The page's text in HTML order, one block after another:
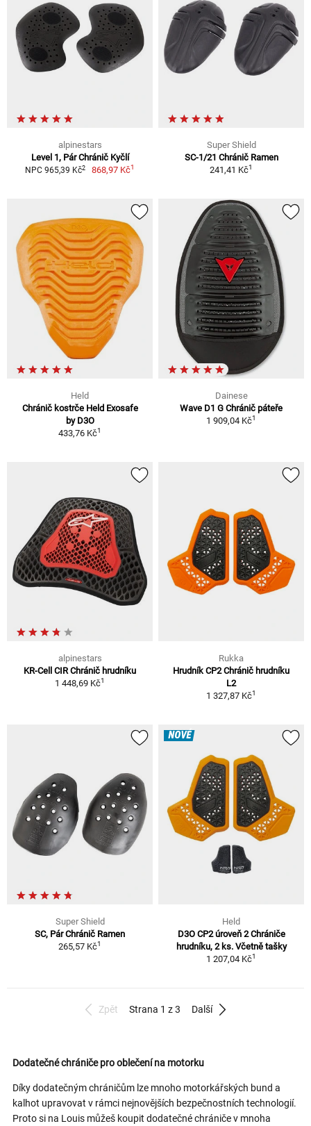
alpinestars
Level 1, Pár Chránič Kyčlí
NPC 965,39 Kč2 868,97 Kč1
Super Shield
SC-1/21 Chránič Ramen
241,41 Kč1
Held
Chránič kostrče Held Exosafe
by D3O
433,76 Kč1
Dainese
Wave D1 G Chránič páteře
1 909,04 Kč1
alpinestars
KR-Cell CIR Chránič hrudníku
1 448,69 Kč1
Rukka
Hrudník CP2 Chránič hrudníku
L2
1 327,87 Kč1
Super Shield
SC, Pár Chránič Ramen
265,57 Kč1
NOVÉ
Held
D3O CP2 úroveň 2 Chrániče
hrudníku, 2 ks. Včetně tašky
1 207,04 Kč1
Zpět Strana 1 z 3 Další
Dodatečné chrániče pro oblečení na motorku
Díky dodatečným chráničům lze mnoho motorkářských bund a
kalhot upravovat v rámci nejnovějších bezpečnostních technologií.
Proto si na Louis můžeš koupit dodatečné chrániče v mnoha